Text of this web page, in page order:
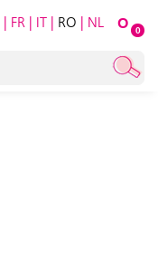
O 0
| FR | IT | RO | NL